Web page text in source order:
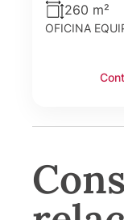
260 m²
OFICINA